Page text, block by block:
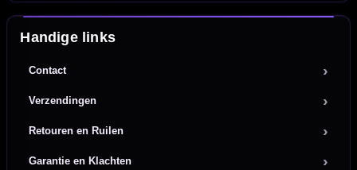
Handige links
Contact
Verzendingen
Retouren en Ruilen
Garantie en Klachten